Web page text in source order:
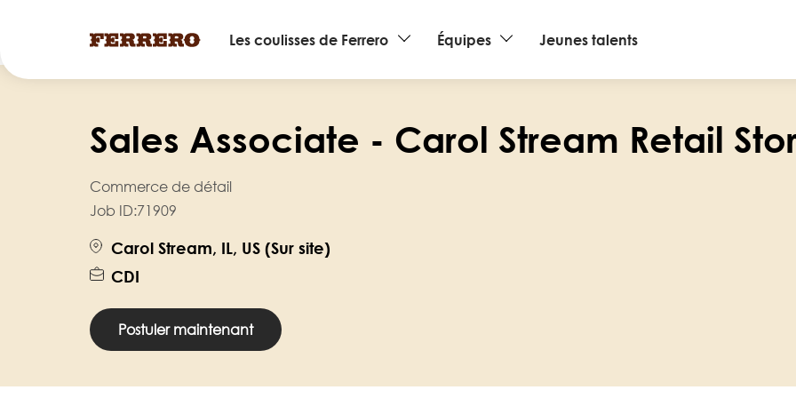
Main
Les coulisses de Ferrero Équipes Jeunes talents
Sales Associate - Carol Stream Retail
Commerce de détail
Job ID:71909
Carol Stream, IL, US (Sur site)
CDI
Postuler maintenant